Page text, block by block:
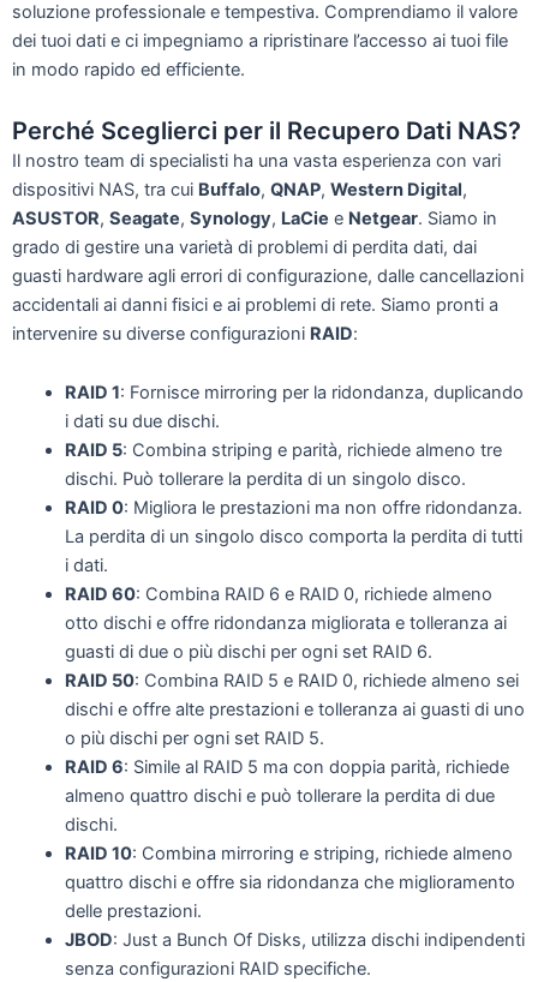
soluzione professionale e tempestiva. Comprendiamo il valore
dei tuoi dati e ci impegniamo a ripristinare l’accesso ai tuoi file
in modo rapido ed efficiente.
Perché Sceglierci per il Recupero Dati NAS?
Il nostro team di specialisti ha una vasta esperienza con vari
dispositivi NAS, tra cui Buffalo, QNAP, Western Digital,
ASUSTOR, Seagate, Synology, LaCie e Netgear. Siamo in
grado di gestire una varietà di problemi di perdita dati, dai
guasti hardware agli errori di configurazione, dalle cancellazioni
accidentali ai danni fisici e ai problemi di rete. Siamo pronti a
intervenire su diverse configurazioni RAID:
RAID 1: Fornisce mirroring per la ridondanza, duplicando
i dati su due dischi.
RAID 5: Combina striping e parità, richiede almeno tre
dischi. Può tollerare la perdita di un singolo disco.
RAID 0: Migliora le prestazioni ma non offre ridondanza.
La perdita di un singolo disco comporta la perdita di tutti
i dati.
RAID 60: Combina RAID 6 e RAID 0, richiede almeno
otto dischi e offre ridondanza migliorata e tolleranza ai
guasti di due o più dischi per ogni set RAID 6.
RAID 50: Combina RAID 5 e RAID 0, richiede almeno sei
dischi e offre alte prestazioni e tolleranza ai guasti di uno
o più dischi per ogni set RAID 5.
RAID 6: Simile al RAID 5 ma con doppia parità, richiede
almeno quattro dischi e può tollerare la perdita di due
dischi.
RAID 10: Combina mirroring e striping, richiede almeno
quattro dischi e offre sia ridondanza che miglioramento
delle prestazioni.
JBOD: Just a Bunch Of Disks, utilizza dischi indipendenti
senza configurazioni RAID specifiche.